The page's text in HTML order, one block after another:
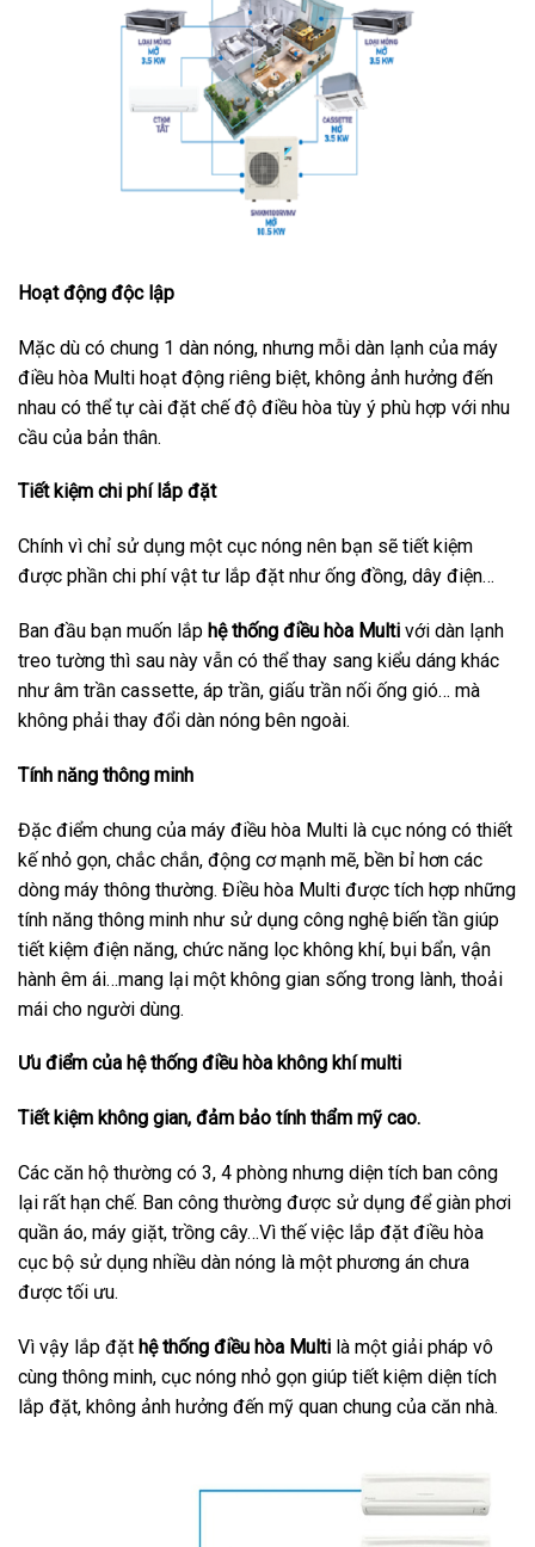
Hoạt động độc lập
Mặc dù có chung 1 dàn nóng, nhưng mỗi dàn lạnh của máy
điều hòa Multi hoạt động riêng biệt, không ảnh hưởng đến
nhau có thể tự cài đặt chế độ điều hòa tùy ý phù hợp với nhu
cầu của bản thân.
Tiết kiệm chi phí lắp đặt
Chính vì chỉ sử dụng một cục nóng nên bạn sẽ tiết kiệm
được phần chi phí vật tư lắp đặt như ống đồng, dây điện…
Ban đầu bạn muốn lắp hệ thống điều hòa Multi với dàn lạnh
treo tường thì sau này vẫn có thể thay sang kiểu dáng khác
như âm trần cassette, áp trần, giấu trần nối ống gió… mà
không phải thay đổi dàn nóng bên ngoài.
Tính năng thông minh
Đặc điểm chung của máy điều hòa Multi là cục nóng có thiết
kế nhỏ gọn, chắc chắn, động cơ mạnh mẽ, bền bỉ hơn các
dòng máy thông thường. Điều hòa Multi được tích hợp những
tính năng thông minh như sử dụng công nghệ biến tần giúp
tiết kiệm điện năng, chức năng lọc không khí, bụi bẩn, vận
hành êm ái…mang lại một không gian sống trong lành, thoải
mái cho người dùng.
Ưu điểm của hệ thống điều hòa không khí multi
Tiết kiệm không gian, đảm bảo tính thẩm mỹ cao.
Các căn hộ thường có 3, 4 phòng nhưng diện tích ban công
lại rất hạn chế. Ban công thường được sử dụng để giàn phơi
quần áo, máy giặt, trồng cây…Vì thế việc lắp đặt điều hòa
cục bộ sử dụng nhiều dàn nóng là một phương án chưa
được tối ưu.
Vì vậy lắp đặt hệ thống điều hòa Multi là một giải pháp vô
cùng thông minh, cục nóng nhỏ gọn giúp tiết kiệm diện tích
lắp đặt, không ảnh hưởng đến mỹ quan chung của căn nhà.